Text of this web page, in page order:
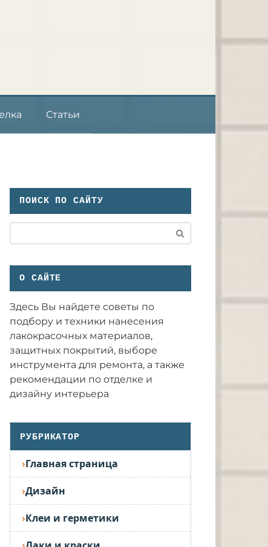
Статьи
ПОИСК ПО САЙТУ
О САЙТЕ
Здесь Вы найдете советы по
подбору и техники нанесения
лакокрасочных материалов,
защитных покрытий, выборе
инструмента для ремонта, а также
рекомендации по отделке и
дизайну интерьера
РУБРИКАТОР
Главная страница
Дизайн
Клеи и герметики